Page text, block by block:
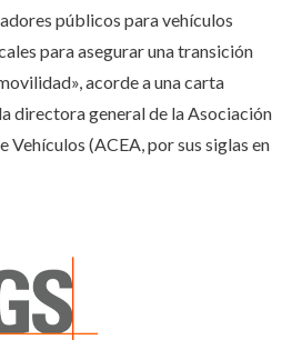
públicos para vehículos
para asegurar una transición
acorde a una carta
directora general de la Asociación
Vehículos (ACEA, por sus siglas en